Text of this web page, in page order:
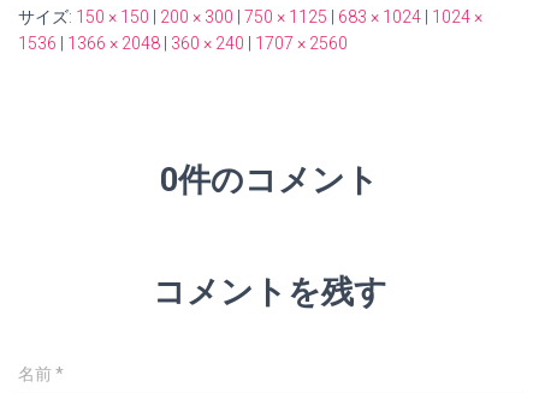
サイズ: 150 × 150 200 × 300 750 × 1125 683 × 1024
1024 ×
1536
1366 × 2048 360 × 240 1707 × 2560
0件のコメント
コメントを残す
名前*